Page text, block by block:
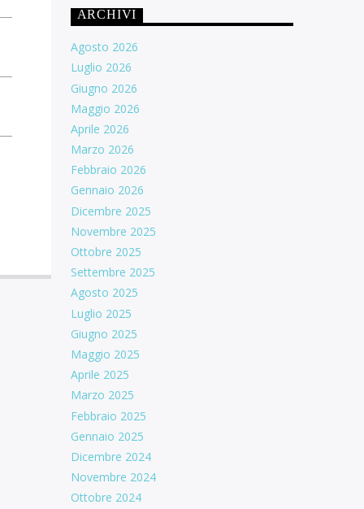
ARCHIVI
Agosto 2026
Luglio 2026
Giugno 2026
Maggio 2026
Aprile 2026
Marzo 2026
Febbraio 2026
Gennaio 2026
Dicembre 2025
Novembre 2025
Ottobre 2025
Settembre 2025
Agosto 2025
Luglio 2025
Giugno 2025
Maggio 2025
Aprile 2025
Marzo 2025
Febbraio 2025
Gennaio 2025
Dicembre 2024
Novembre 2024
Ottobre 2024